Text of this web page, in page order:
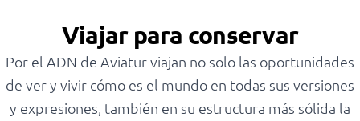
Viajar para conservar
Por el ADN de Aviatur viajan no solo las oportunidades
de ver y vivir cómo es el mundo en todas sus versiones
y expresiones, también en su estructura más sólida la